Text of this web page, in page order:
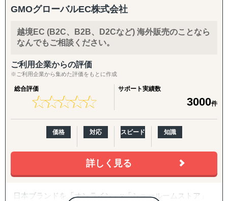
継続して支援できる体制を構築しています。
------------------------------------
■ サポート対象国（グループ別）
↳ ASEAN主要国：タイ・ベトナム・マレーシア・カンボ
ジア・インドネシア・フィリピン・ラオス
↳ アジア（中華系）：日本・香港・シンガポール・台湾・
韓国
↳ アジア（中東ほか）：ドバイ・サウジアラビア・イン
ド・バングラデシュ・モンゴル
↳ 欧米：アメリカ・イギリス・フランス・ドイツ
※サポート内容により、対応の可否や得意・不得意な分野
があります。
------------------------------------
■ 対応施策について
GMOグローバルEC株式会社
越境EC (B2C、B2B、D2Cなど) 海外販売のことなら
なんでもご相談ください。
ご利用企業からの評価
※ご利用企業から集めた評価をもとに作成
総合評価
★★★★★
★★★★★
サポート実績数
3000件
価格 対応 スピード 知識
詳しく見る
日本ブランドを「オンライン」x「ショールームストア」